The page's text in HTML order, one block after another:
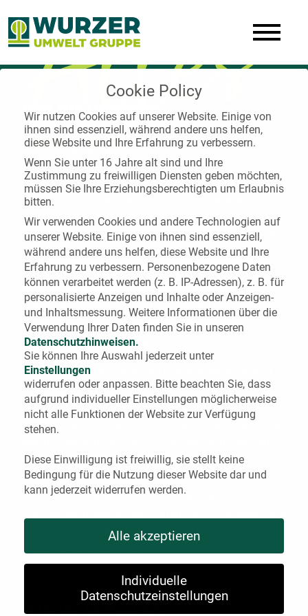
Alles
FÜR DIE UMWELT
UMWELTDIENST
Nach immer mehr werdenden Tätigkeiten im
Bereich Landschaftspflege wurden diese
Aktivitäten im Jahre 2000 in der eigenständigen
Wurzer Umweltdienst GmbH gebündelt. Die
Wurzer Umweltdienst GmbH gehört zu den
leistungsstärksten und vielfältigsten
Dienstleistungen in der Landschafts- und
Gewässerpflege und ist weit über die Grenzen
der Region hinaus bekannt.
Der Fuhrpark der Wurzer Umweltdienst GmbH
umfasst mehr als 300 Fahrzeuge, angefangen
vom Unimog mit Spezialanbauten über Forst-
und Gewässerpflegemaschinen (z. B. Mäh- bzw.
z. B. für die Ölspurbeseitigung auf
Verkehrsflächen. Die Wurzer Umweltdienst
GmbH löst dabei mit ihrem Team aus
steht im Bereich Ölspurbeseitigung sogar 24 h
am Tag zur Verfügung.
ANFRAGEN UMWELTDIENST:
Cookie Policy
Wir nutzen Cookies auf unserer Website. Einige von
ihnen sind essenziell, während andere uns helfen,
diese Website und Ihre Erfahrung zu verbessern.
Wenn Sie unter 16 Jahre alt sind und Ihre
Zustimmung zu freiwilligen Diensten geben möchten,
müssen Sie Ihre Erziehungsberechtigten um Erlaubnis
bitten.
Wir verwenden Cookies und andere Technologien auf
unserer Website. Einige von ihnen sind essenziell,
während andere uns helfen, diese Website und Ihre
Erfahrung zu verbessern. Personenbezogene Daten
können verarbeitet werden (z. B. IP-Adressen), z. B. für
personalisierte Anzeigen und Inhalte oder Anzeigen-
und Inhaltsmessung. Weitere Informationen über die
Verwendung Ihrer Daten finden Sie in unseren
Datenschutzhinweisen.
Sie können Ihre Auswahl jederzeit unter
Einstellungen
widerrufen oder anpassen. Bitte beachten Sie, dass
aufgrund individueller Einstellungen möglicherweise
nicht alle Funktionen der Website zur Verfügung
stehen.
Diese Einwilligung ist freiwillig, sie stellt keine
Bedingung für die Nutzung dieser Website dar und
kann jederzeit widerrufen werden.
Alle akzeptieren
Individuelle
Datenschutzeinstellungen